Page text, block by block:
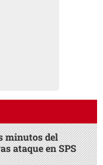
minutos del
ataque en SPS